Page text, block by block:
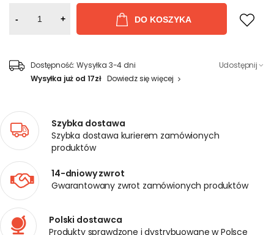
- + DO KOSZYKA
Dostępność: Wysyłka 3-4 dni
Wysyłka już od 17zł Dowiedz się więcej
Udostępnij
Szybka dostawa
Szybka dostawa kurierem zamówionych
produktów
14-dniowy zwrot
Gwarantowany zwrot zamówionych produktów
Polski dostawca
Produkty sprawdzone i dystrybuowane w Polsce